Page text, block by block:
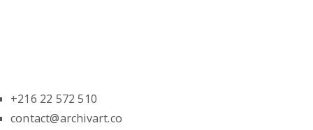
+216 22 572 510
contact@archivart.co